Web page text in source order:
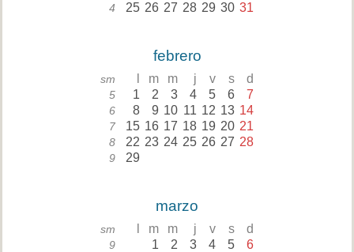
4 25 26 27 28 29 30 31
febrero
sm m m j v s d
5 1 2 3 4 5 6 7
6 8 9 10 11 12 13 14
7 15 16 17 18 19 20 21
8 22 23 24 25 26 27 28
9 29
marzo
sm m m j v s d
9 1 2 3 4 5 6